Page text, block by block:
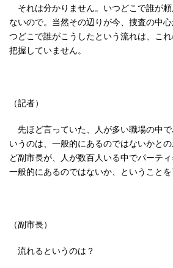
それは分かりません。いつどこで誰が
ないので。当然その辺りが今、捜査の中
つどこで誰がこうしたという流れは、こ
把握していません。
（記者）
先ほど言っていた、人が多い職場の中
いうのは、一般的にあるのではないかと
ど副市長が、人が数百人いる中でパーテ
一般的にあるのではないか、ということを
（副市長）
流れるというのは？